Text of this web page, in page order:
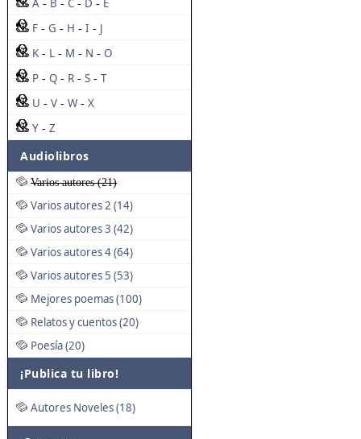
A - B - C - D - E
F - G - H - I - J
K - L - M - N - O
P - Q - R - S - T
U - V - W - X
Y - Z
Audiolibros
Varios autores (21)
Varios autores 2 (14)
Varios autores 3 (42)
Varios autores 4 (64)
Varios autores 5 (53)
Mejores poemas (100)
Relatos y cuentos (20)
Poesía (20)
¡Publica tu libro!
Autores Noveles (18)